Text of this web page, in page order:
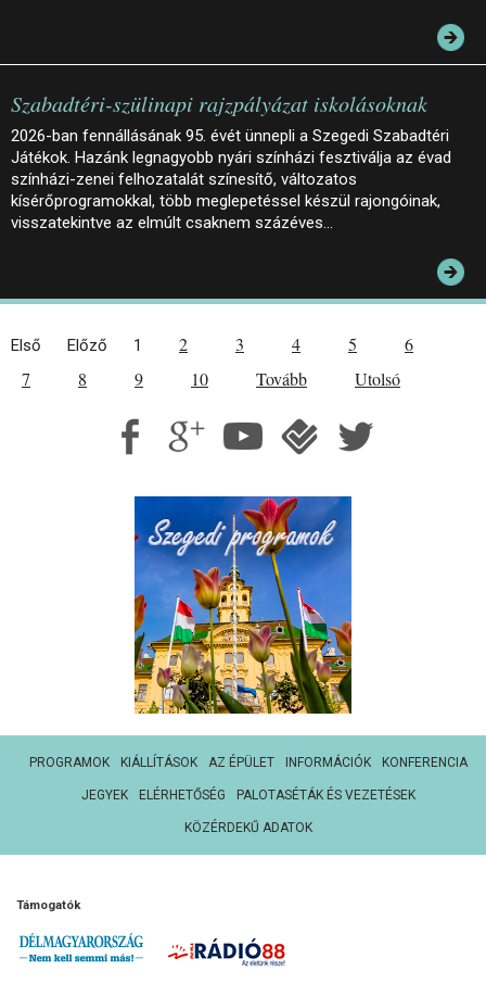
Szabadtéri-szülinapi rajzpályázat iskolásoknak
2026-ban fennállásának 95. évét ünnepli a Szegedi Szabadtéri
Játékok. Hazánk legnagyobb nyári színházi fesztiválja az évad
színházi-zenei felhozatalát színesítő, változatos
kísérőprogramokkal, több meglepetéssel készül rajongóinak,
visszatekintve az elmúlt csaknem százéves…
Első Előző 1 2 3 4 5
6
7
8 9 10 Tovább Utolsó
PROGRAMOK KIÁLLÍTÁSOK AZ ÉPÜLET INFORMÁCIÓK KONFERENCIA
JEGYEK ELÉRHETŐSÉG PALOTASÉTÁK ÉS VEZETÉSEK
KÖZÉRDEKŰ ADATOK
Támogatók